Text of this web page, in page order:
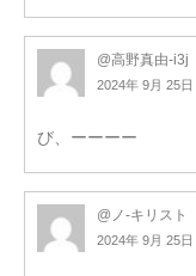
@高野真由-i3j
2024年 9月 25日
び、ーーーー
@ノ-キリスト
2024年 9月 25日